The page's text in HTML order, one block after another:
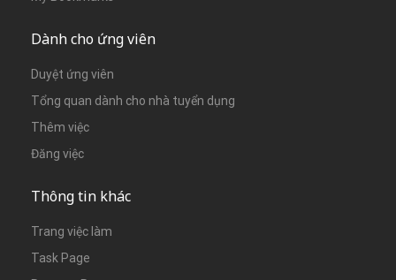
Dành cho ứng viên
Duyệt ứng viên
Tổng quan dành cho nhà tuyển dụng
Thêm việc
Đăng việc
Thông tin khác
Trang việc làm
Task Page